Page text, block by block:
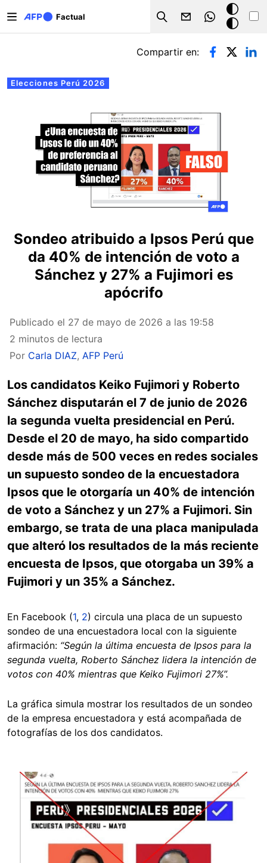
Factual
Search
Modo
oscuro
Solapas principales
Elecciones Perú 2026
Compartir en:
Sondeo atribuido a Ipsos Perú que
da 40% de intención de voto a
Sánchez y 27% a Fujimori es
apócrifo
Publicado el 27 de mayo de 2026 a las 19:58
2 minutos de lectura
Por Carla DIAZ, AFP Perú
Los candidatos Keiko Fujimori y Roberto
Sánchez disputarán el 7 de junio de 2026
la segunda vuelta presidencial en Perú.
Desde el 20 de mayo, ha sido compartido
desde más de 500 veces en redes sociales
un supuesto sondeo de la encuestadora
Ipsos que le otorgaría un 40% de intención
de voto a Sánchez y un 27% a Fujimori. Sin
embargo, se trata de una placa manipulada
que alteró los resultados de la más reciente
encuesta de Ipsos, que otorgaba un 39% a
Fujimori y un 35% a Sánchez.
En Facebook (1, 2) circula una placa de un supuesto
sondeo de una encuestadora local con la siguiente
afirmación: “Según la última encuesta de Ipsos para la
segunda vuelta, Roberto Sánchez lidera la intención de
votos con 40% mientras que Keiko Fujimori 27%”.
La gráfica simula mostrar los resultados de un sondeo
de la empresa encuestadora y está acompañada de
fotografías de los dos candidatos.
Image